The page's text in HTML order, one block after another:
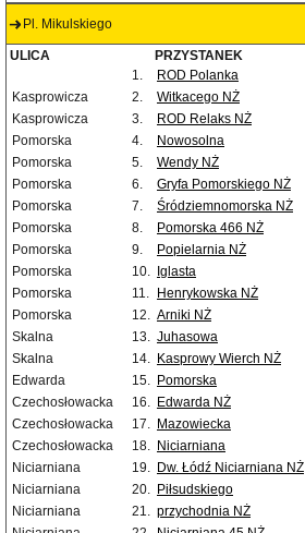
Pl. Mikulskiego
ULICA PRZYSTANEK
1.
ROD Polanka
Kasprowicza
2.
Witkacego NŻ
Kasprowicza
3.
ROD Relaks NŻ
Pomorska
4. Nowosolna
Pomorska
5.
Wendy NŻ
Pomorska
6.
Gryfa Pomorskiego NŻ
Pomorska
7.
Śródziemnomorska NŻ
Pomorska
8.
Pomorska 466 NŻ
Pomorska
9.
Popielarnia NŻ
Pomorska
10. Iglasta
Pomorska
11. Henrykowska NŻ
Pomorska
12. Arniki NŻ
Skalna
13. Juhasowa
Skalna
14. Kasprowy Wierch NŻ
Edwarda
15. Pomorska
Czechosłowacka
16. Edwarda NŻ
Czechosłowacka
17. Mazowiecka
Czechosłowacka
18. Niciarniana
Niciarniana
19. Dw. Łódź Niciarniana NŻ
Niciarniana
20. Piłsudskiego
Niciarniana
21. przychodnia NŻ